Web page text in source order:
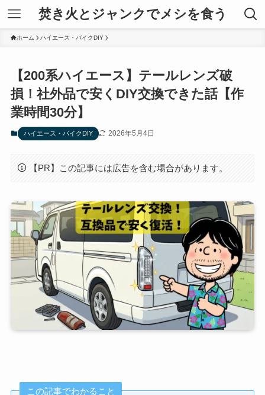
焚き火とジャンクでメシを食う
ホーム ハイエース・バイクDIY
【200系ハイエース】テールレンズ破
損！社外品で安くDIY交換できた話【作
業時間30分】
ハイエース・バイクDIY 2026年5月4日
【PR】この記事には広告を含む場合があります。
この記事でわかること